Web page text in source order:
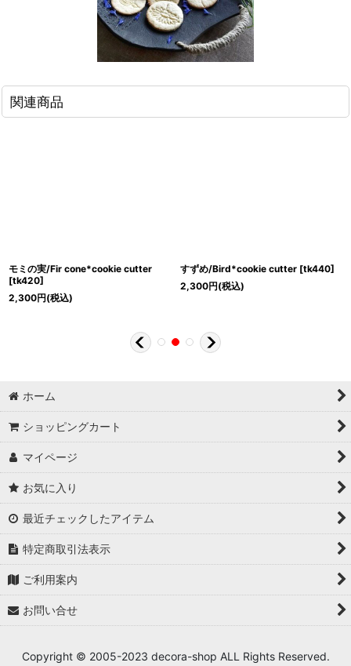
関連商品
モミの実/Fir cone*cookie cutter
[tk420]
2,300円(税込)
すずめ/Bird*cookie cutter [tk440]
2,300円(税込)
ホーム
ショッピングカート
マイページ
お気に入り
最近チェックしたアイテム
特定商取引法表示
ご利用案内
お問い合せ
Copyright © 2005-2023 decora-shop ALL Rights Reserved.